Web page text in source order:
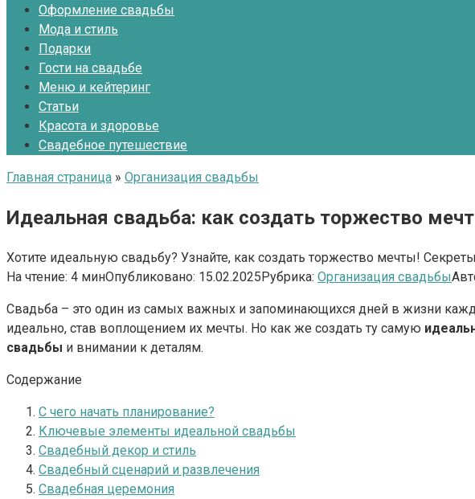
Оформление свадьбы
Мода и стиль
Подарки
Гости на свадьбе
Меню и кейтеринг
Статьи
Красота и здоровье
Свадебное путешествие
Главная страница » Организация свадьбы
Идеальная свадьба: как создать торжество
Хотите идеальную свадьбу? Узнайте, как создать торжество мечты!
На чтение: 4 минОпубликовано: 15.02.2025Рубрика: Организация свадьбы
Свадьба – это один из самых важных и запоминающихся дней в жизни
идеально, став воплощением их мечты. Но как же создать ту самую
свадьбы и внимании к деталям.
Содержание
С чего начать планирование?
Ключевые элементы идеальной свадьбы
Свадебный декор и стиль
Свадебный сценарий и развлечения
Свадебная церемония